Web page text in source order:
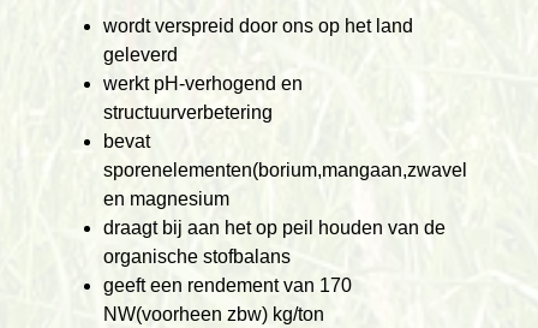
wordt verspreid door ons op het land
geleverd
werkt pH-verhogend en
structuurverbetering
bevat
sporenelementen(borium,mangaan,zwavel
en magnesium
draagt bij aan het op peil houden van de
organische stofbalans
geeft een rendement van 170
NW(voorheen zbw) kg/ton